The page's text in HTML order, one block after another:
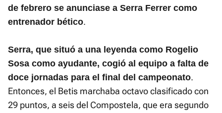
de febrero se anunciase a Serra Ferrer como
entrenador bético.
Serra, que situó a una leyenda como Rogelio
Sosa como ayudante, cogió al equipo a falta de
doce jornadas para el final del campeonato.
Entonces, el Betis marchaba octavo clasificado con
29 puntos, a seis del Compostela, que era segundo